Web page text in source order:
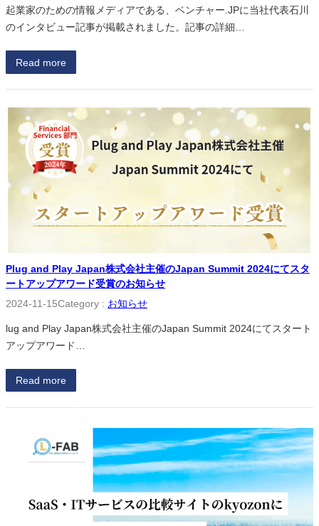
起業家のための情報メディアである、ベンチャー.JPに当社代表石川
のインタビュー記事が掲載されました。記事の詳細…
Read more
Plug and Play Japan株式会社主催のJapan Summit 2024にてスタ
ートアップアワード受賞のお知らせ
2024-11-15Category : お知らせ
lug and Play Japan株式会社主催のJapan Summit 2024にてスタート
アップアワード…
Read more